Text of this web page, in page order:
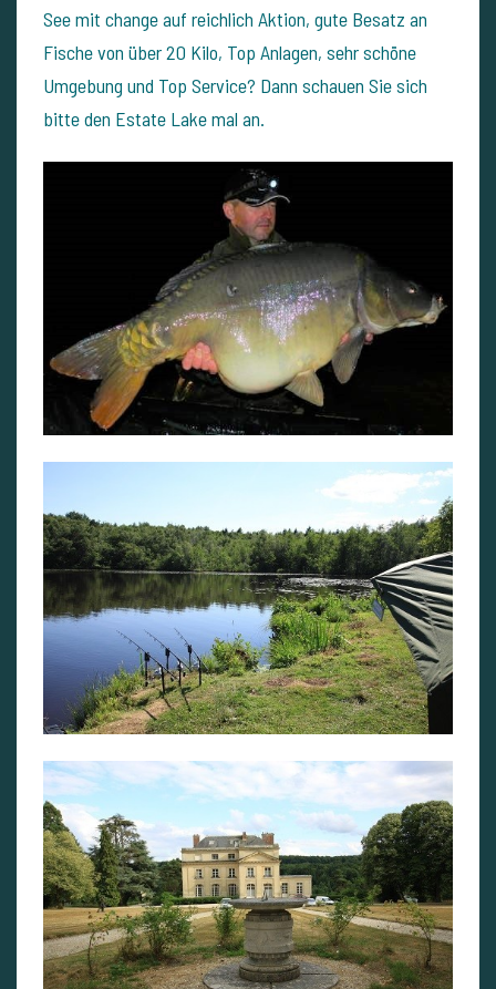
See mit change auf reichlich Aktion, gute Besatz an
Fische von über 20 Kilo, Top Anlagen, sehr schöne
Umgebung und Top Service? Dann schauen Sie sich
bitte den Estate Lake mal an.